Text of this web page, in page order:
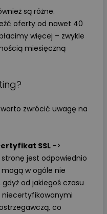
są różne.
oferty od nawet 40
więcej – zwykle
miesięczną
zwrócić uwagę na
SSL ->
jest odpowiednio
w ogóle nie
od jakiegoś czasu
niecertyfikowanymi
co